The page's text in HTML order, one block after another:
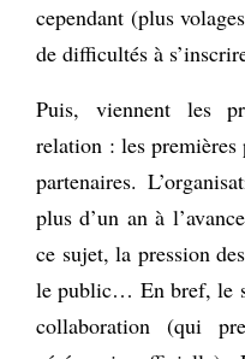
cependant (plus
de difficultés à
Puis, viennent les
relation : les premières
partenaires.
plus d’un an à
ce sujet, la pression
le public… En bref, le
collaboration (qui